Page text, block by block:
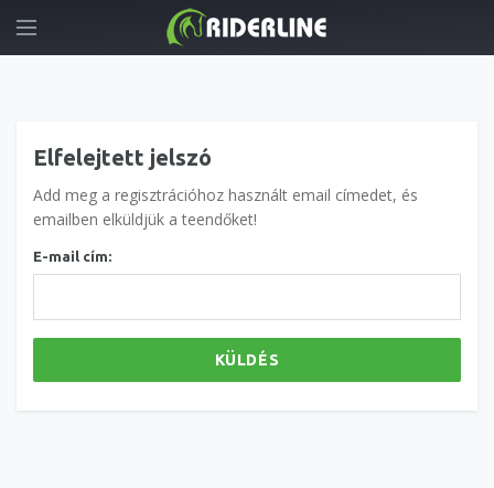
Elfelejtett jelszó
Add meg a regisztrációhoz használt email címedet, és
emailben elküldjük a teendőket!
E-mail cím:
KÜLDÉS